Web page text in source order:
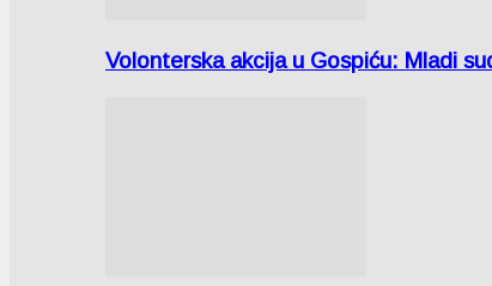
Volonterska akcija u Gospiću: Mladi